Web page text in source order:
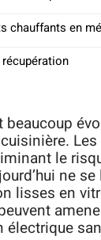
chauffants en
le
ne
lisses en
électrique